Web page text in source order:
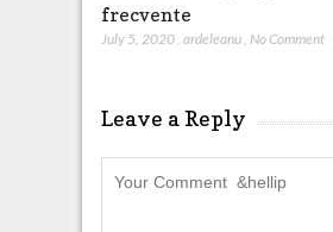
frecvente
July 5, 2020, ardeleanu, No Comment
Leave a Reply